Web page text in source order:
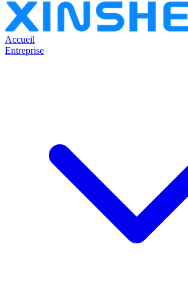
Accueil
Entreprise